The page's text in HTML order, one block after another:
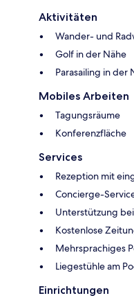
Aktivitäten
Wander- und
Golf in der Nähe
Parasailing in der
Mobiles Arbeiten
Tagungsräume
Konferenzfläche
Services
Rezeption mit
Concierge-
Unterstützung
Kostenlose
Mehrsprachiges
Liegestühle am
Einrichtungen